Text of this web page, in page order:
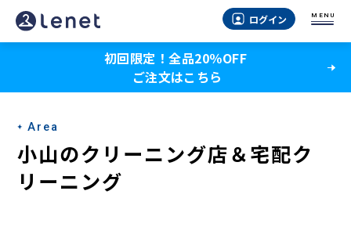
小
山
宅
配
ク
ログイン MENU
初回限定！全品20％OFF
ご注文はこちら
Area
小山のクリーニング店＆宅配ク
リーニング